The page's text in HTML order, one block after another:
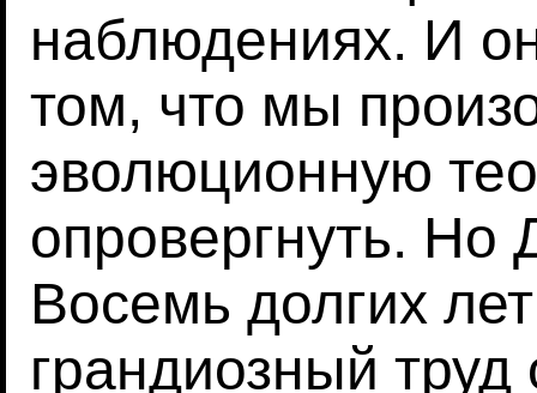
наблюдениях. И
том, что мы
эволюционную
опровергнуть. Но
Восемь долгих
грандиозный труд